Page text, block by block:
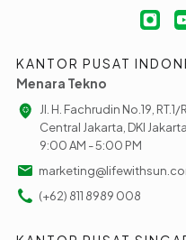
KANTOR PUSAT
Menara Tekno
Jl. H. Fachrudin No.19,
Central Jakarta, DKI
9:00 AM - 5:00 PM
(+62) 811 8989 008